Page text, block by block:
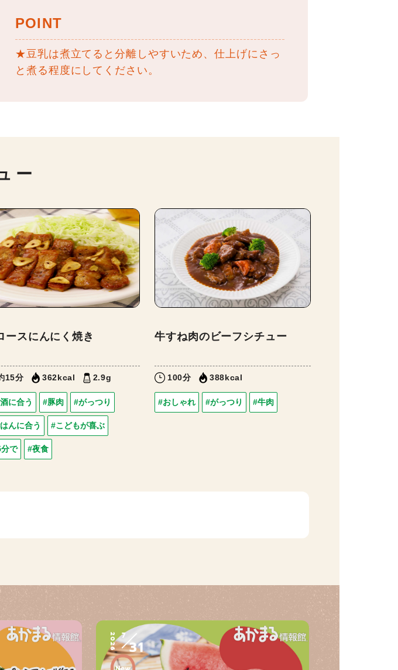
POINT
★豆乳は煮立てると分離しやすいため、仕上げにさっ
と煮る程度にしてください。
ー
ースにんにく焼き
15分 362kcal 2.9g
に合う #豚肉 #がっつり
んに合う #こどもが喜ぶ
で #夜食
牛すね肉のビーフシチュー
100分 388kcal
#おしゃれ #がっつり #牛肉
2026 7
31